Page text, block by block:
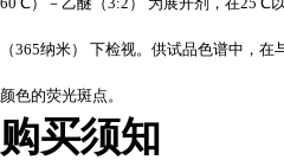
（365纳米） 下检视。供试品色谱中，
颜色的荧光斑点。
购买须知